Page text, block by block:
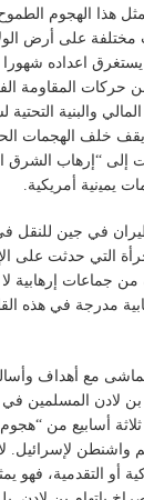
هذا الهجوم
على أرض
اعداده
المقاومة
والبنية
خلف الهجمات
إلى “إرهاب الشرق
ﻳﻤﻴﻧﻴﺔ أمريكية.
في جين للنقل
التي حدثت على
من جماعات إرهابية
مدرجة في هذه
مع أهداف
بن لادن المسلمين
أسابيع من
واشنطن
أو التقدمية، فهو